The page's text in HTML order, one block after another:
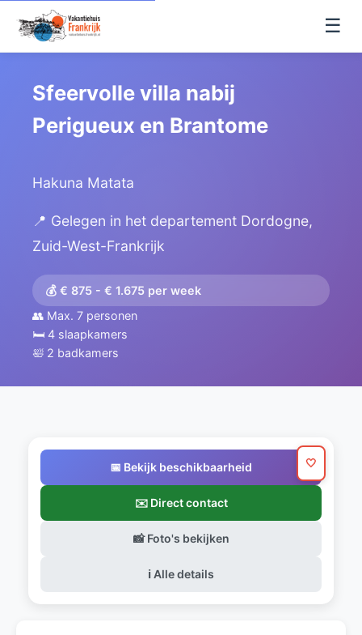
☰
Sfeervolle villa nabij
Perigueux en Brantome
Hakuna Matata
📍 Gelegen in het departement Dordogne,
Zuid-West-Frankrijk
💰 € 875 - € 1.675 per week
👥 Max. 7 personen
🛏️ 4 slaapkamers
🛀 2 badkamers
📅 Bekijk beschikbaarheid
✉️ Direct contact
📸 Foto's bekijken
ℹ️ Alle details
🤍